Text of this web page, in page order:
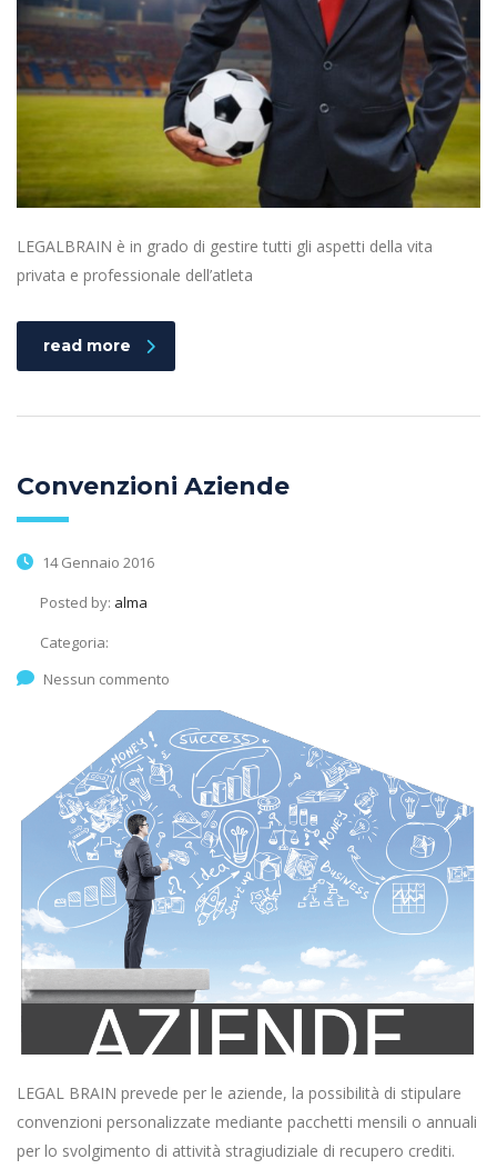
LEGALBRAIN è in grado di gestire tutti gli aspetti della vita
privata e professionale dell’atleta
read more
Convenzioni Aziende
14 Gennaio 2016
Posted by: alma
Categoria:
Nessun commento
LEGAL BRAIN prevede per le aziende, la possibilità di stipulare
convenzioni personalizzate mediante pacchetti mensili o annuali
per lo svolgimento di attività stragiudiziale di recupero crediti.